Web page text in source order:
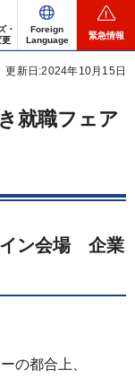
・
更
Foreign
Language
緊急情報
更新日:2024年10月15日
就職フェア
ン会場 企業
の都合上、